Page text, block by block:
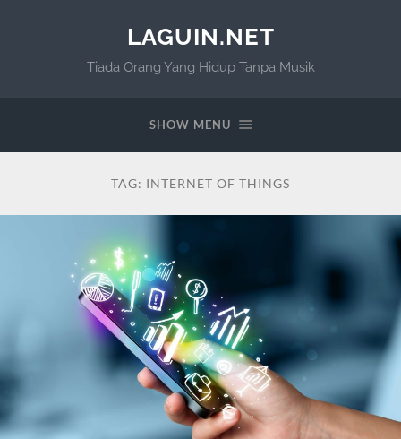
LAGUIN.NET
Tiada Orang Yang Hidup Tanpa Musik
SHOW MENU
TAG: INTERNET OF THINGS